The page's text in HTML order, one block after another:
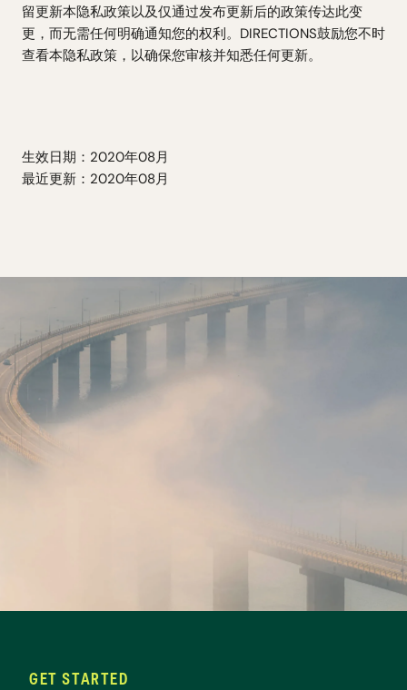
留更新本隐私政策以及仅通过发布更新后的政策传达此变
更，而无需任何明确通知您的权利。DIRECTIONS鼓励您不时
查看本隐私政策，以确保您审核并知悉任何更新。
生效日期：2020年08月
最近更新：2020年08月
GET STARTED